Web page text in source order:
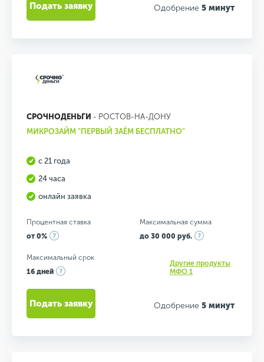
Одобрение 5 минут
Подать заявку
СРОЧНОДЕНЬГИ - РОСТОВ-НА-ДОНУ
МИКРОЗАЙМ "ПЕРВЫЙ ЗАЁМ БЕСПЛАТНО"
с 21 года
24 часа
онлайн заявка
Процентная ставка
от 0%
Максимальная сумма
до 30 000 руб.
Максимальный срок
16 дней
Другие продукты
МФО 1
Одобрение 5 минут
Подать заявку